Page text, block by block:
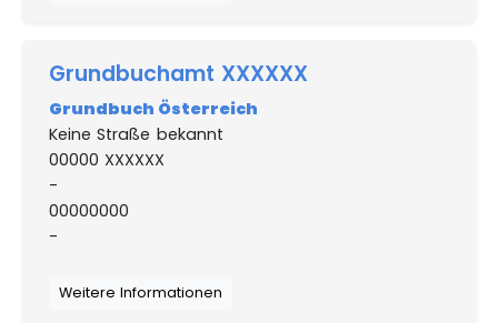
Grundbuchamt XXXXXX
Grundbuch Österreich
Keine Straße bekannt
00000 XXXXXX
-
00000000
-
Weitere Informationen